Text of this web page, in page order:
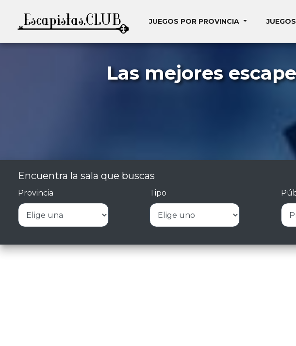
JUEGOS POR PROVINCIA
Las mejores
Encuentra la sala que buscas
Provincia Tipo